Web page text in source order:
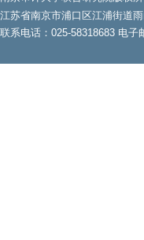
江苏省南京市浦口区江浦街道
联系电话：025-58318683 电子